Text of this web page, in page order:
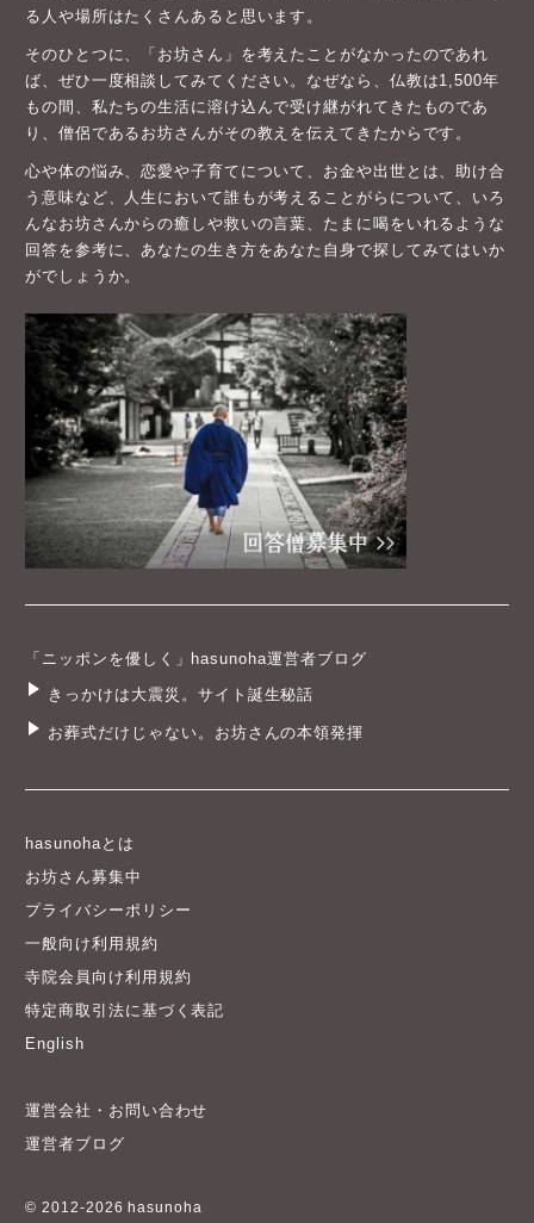
る人や場所はたくさんあると思います。
そのひとつに、「お坊さん」を考えたことがなかったのであれ
ば、ぜひ一度相談してみてください。なぜなら、仏教は1,500年
もの間、私たちの生活に溶け込んで受け継がれてきたものであ
り、僧侶であるお坊さんがその教えを伝えてきたからです。
心や体の悩み、恋愛や子育てについて、お金や出世とは、助け合
う意味など、人生において誰もが考えることがらについて、いろ
んなお坊さんからの癒しや救いの言葉、たまに喝をいれるような
回答を参考に、あなたの生き方をあなた自身で探してみてはいか
がでしょうか。
「ニッポンを優しく」hasunoha運営者ブログ
きっかけは大震災。サイト誕生秘話
お葬式だけじゃない。お坊さんの本領発揮
hasunohaとは
お坊さん募集中
プライバシーポリシー
一般向け利用規約
寺院会員向け利用規約
特定商取引法に基づく表記
English
運営会社・お問い合わせ
運営者ブログ
© 2012-2026 hasunoha